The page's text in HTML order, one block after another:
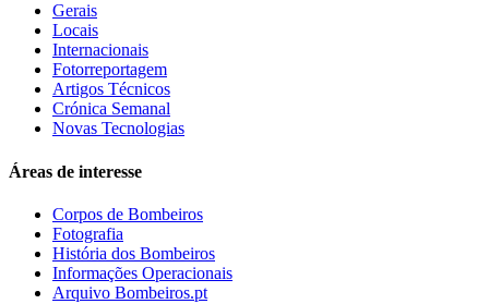
Gerais
Locais
Internacionais
Fotorreportagem
Artigos Técnicos
Crónica Semanal
Novas Tecnologias
Áreas de interesse
Corpos de Bombeiros
Fotografia
História dos Bombeiros
Informações Operacionais
Arquivo Bombeiros.pt